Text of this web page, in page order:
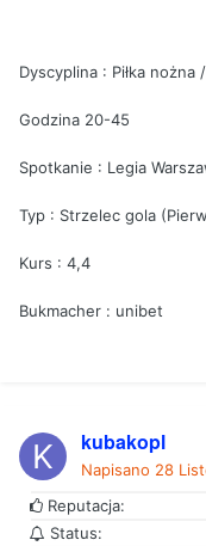
Dyscyplina : Piłka nożna
Godzina 20-45
Spotkanie : Legia
Typ : Strzelec gola
Kurs : 4,4
Bukmacher : unibet
kubakopl
Napisano 28
Reputacja:
Status: